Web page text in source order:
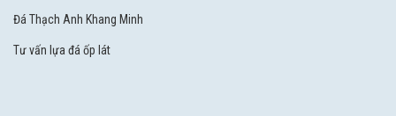
Đá Thạch Anh Khang Minh
Tư vấn lựa đá ốp lát